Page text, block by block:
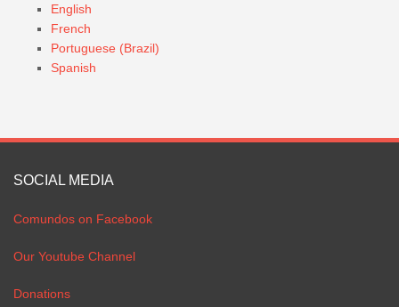
English
French
Portuguese (Brazil)
Spanish
SOCIAL MEDIA
Comundos on Facebook
Our Youtube Channel
Donations